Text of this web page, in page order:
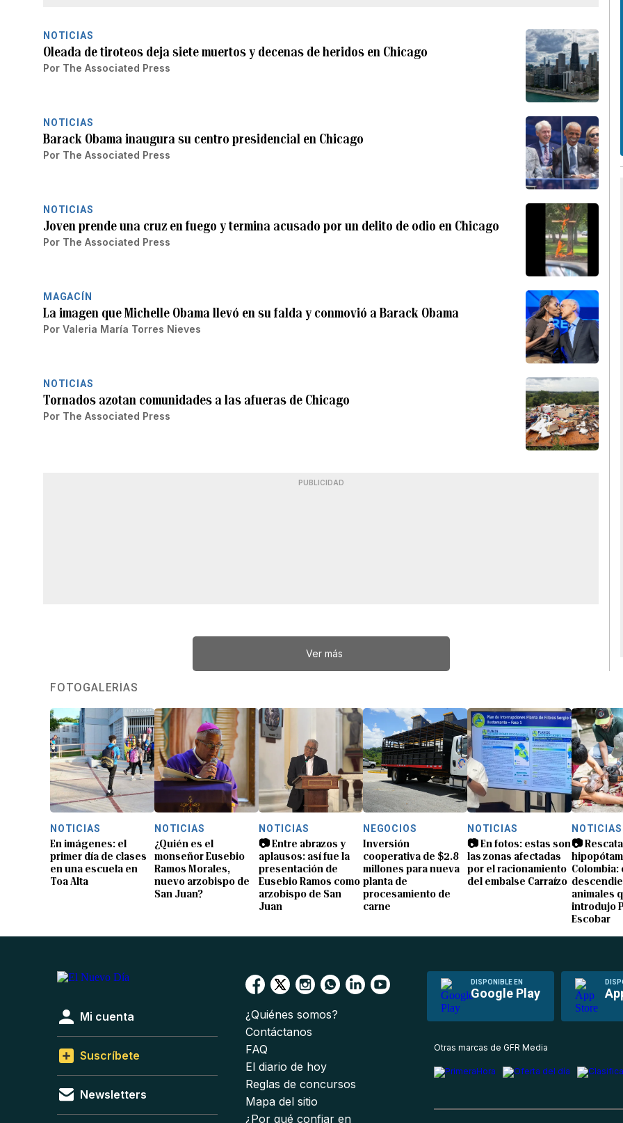
NOTICIAS
Oleada de tiroteos deja siete muertos y decenas de heridos en Chicago
Por The Associated Press
NOTICIAS
Barack Obama inaugura su centro presidencial en Chicago
Por The Associated Press
NOTICIAS
Joven prende una cruz en fuego y termina acusado por un delito de odio en Chicago
Por The Associated Press
MAGACÍN
La imagen que Michelle Obama llevó en su falda y conmovió a Barack Obama
Por Valeria María Torres Nieves
NOTICIAS
Tornados azotan comunidades a las afueras de Chicago
Por The Associated Press
PUBLICIDAD
Ver más
FOTOGALERÍAS
NOTICIAS
En imágenes: el
primer día de clases
en una escuela en
Toa Alta
NOTICIAS
¿Quién es el
monseñor Eusebio
Ramos Morales,
nuevo arzobispo de
San Juan?
NOTICIAS
📷 Entre abrazos y
aplausos: así fue la
presentación de
Eusebio Ramos como
arzobispo de San
Juan
NEGOCIOS
Inversión
cooperativa de $2.8
millones para nueva
planta de
procesamiento de
carne
NOTICIAS
📷 En fotos: estas son
las zonas afectadas
por el racionamiento
del embalse Carraízo
NOTICIAS
📷
Colombia:
animales
introdujo
Escobar
DISPONIBLE EN
Google Play
Mi cuenta
Suscríbete
Newsletters
¿Quiénes somos?
Contáctanos
FAQ
El diario de hoy
Reglas de concursos
Mapa del sitio
¿Por qué confiar en
Otras marcas de GFR Media